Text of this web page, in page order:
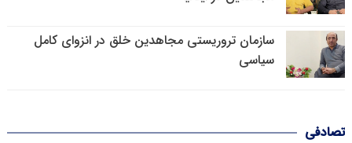
سازمان تروریستی مجاهدین خلق در انزوای کامل
سیاسی
تصادفی